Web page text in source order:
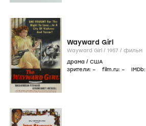
Wayward Girl
Wayward Girl / 1957 / фильм
драма / США
зрители: – film.ru: – IMDb: